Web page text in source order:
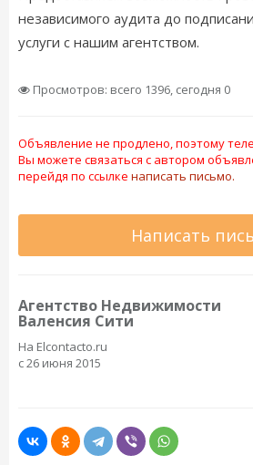
независимого аудита до
услуги с нашим агентством.
Просмотров: всего 1396, сегодня 0
Объявление не продлено, поэтому
Вы можете связаться с автором
перейдя по ссылке написать письмо.
Написать
Агентство Недвижимости
Валенсия Сити
На Elcontacto.ru
с 26 июня 2015